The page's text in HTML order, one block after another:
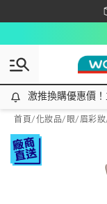
激推換購優惠價！立
激推換購優惠價
首頁/化妝品/ 眼/眉彩妝